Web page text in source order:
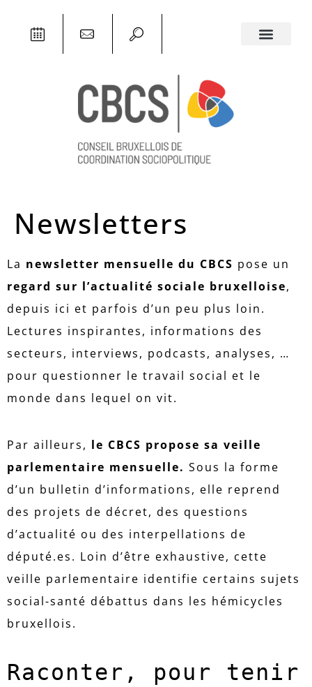
Newsletters
La newsletter mensuelle du CBCS pose un
regard sur l’actualité sociale bruxelloise,
depuis ici et parfois d’un peu plus loin.
Lectures inspirantes, informations des
secteurs, interviews, podcasts, analyses, …
pour questionner le travail social et le
monde dans lequel on vit.
Par ailleurs, le CBCS propose sa veille
parlementaire mensuelle. Sous la forme
d’un bulletin d’informations, elle reprend
des projets de décret, des questions
d’actualité ou des interpellations de
député.es. Loin d’être exhaustive, cette
veille parlementaire identifie certains sujets
social-santé débattus dans les hémicycles
bruxellois.
Raconter, pour tenir